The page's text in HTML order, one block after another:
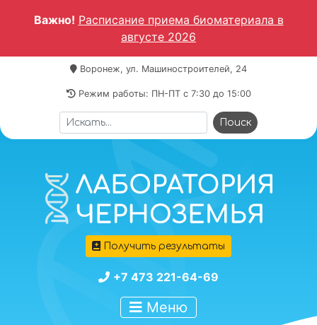
Важно! Расписание приема биоматериала в
августе 2026
Воронеж, ул. Машиностроителей, 24
Режим работы: ПН-ПТ c 7:30 до 15:00
Получить результаты
+7 473 221-64-69
Меню